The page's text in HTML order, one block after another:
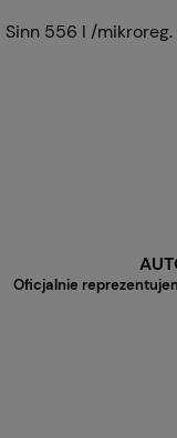
Sinn 556 I /mikroreg.
Oficjalnie